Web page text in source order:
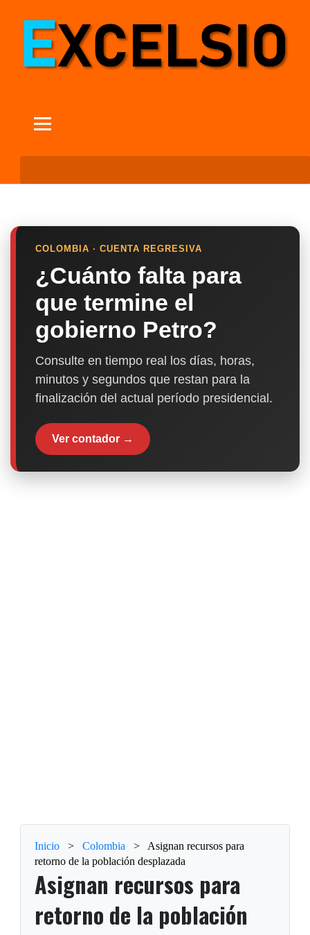
COLOMBIA · CUENTA REGRESIVA
¿Cuánto falta para
que termine el
gobierno Petro?
Consulte en tiempo real los días, horas,
minutos y segundos que restan para la
finalización del actual período presidencial.
Ver contador →
Inicio > Colombia >
Asignan recursos para
retorno de la población desplazada
Asignan recursos para
retorno de la población